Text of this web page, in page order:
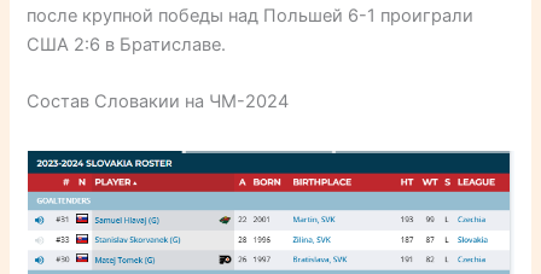
после крупной победы над Польшей 6-1 проиграли
США 2:6 в Братиславе.
Состав Словакии на ЧМ-2024